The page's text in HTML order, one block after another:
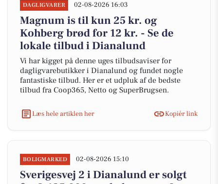
DAGLIGVARER 02-08-2026 16:03
Magnum is til kun 25 kr. og
Kohberg brød for 12 kr. - Se de
lokale tilbud i Dianalund
Vi har kigget på denne uges tilbudsaviser for
dagligvarebutikker i Dianalund og fundet nogle
fantastiske tilbud. Her er et udpluk af de bedste
tilbud fra Coop365, Netto og SuperBrugsen.
Læs hele artiklen her Kopiér link
BOLIGMARKED 02-08-2026 15:10
Sverigesvej 2 i Dianalund er solgt